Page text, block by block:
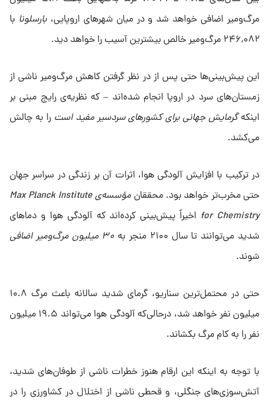
مرگ‌ومیر اضافی خواهد شد و در میان شهرهای اروپایی،بارسلونا با
۲۴۶,۰۸۲ مرگ‌ومیر خالص بیشترین آسیب را خواهد دید.
این پیش‌بینی‌ها حتی پس از در نظر گرفتن کاهش مرگ‌ومیر ناشی از
زمستان‌های سرد در اروپا انجام شده‌اند – که نظریه‌ی رایج مبنی بر
اینکهگرمایش جهانی برای کشورهای سردسیر مفید است را به چالش
می‌کشد.
در ترکیب با افزایش آلودگی هوا، اثرات آن بر زندگی در سراسر جهان
حتی مخرب‌تر خواهد بود. محققان
مؤسسه‌ی Max Planck Institute
for Chemistry اخیراً پیش‌بینی کرده‌اند که آلودگی هوا و دماهای
شدید می‌توانند تا سال ۲۱۰۰ منجر به
۳۰ میلیون مرگ‌ومیر اضافی
شوند.
حتی در محتمل‌ترین سناریو، گرمای شدید سالانه باعث مرگ ۱۰.۸
میلیون نفر خواهد شد، درحالی‌که آلودگی هوا می‌تواند ۱۹.۵ میلیون
نفر را به کام مرگ بکشاند.
با توجه به اینکه این ارقام هنوز خطرات ناشی از طوفان‌های شدید،
آتش‌سوزی‌های جنگلی، و قحطی ناشی از اختلال در کشاورزی را در